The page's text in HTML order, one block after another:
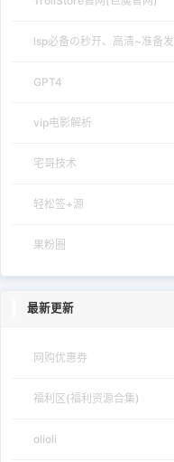
lsp必备の秒开、高清~准备
GPT4
vip电影解析
宅哥技术
轻松签+源
果粉圈
最新更新
网购优惠券
福利区(福利资源合集)
olioli